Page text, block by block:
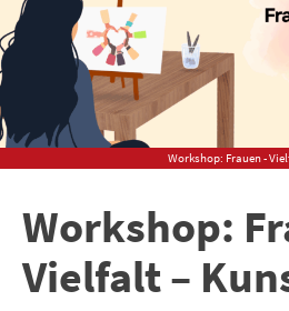
Workshop: Frauen -
Workshop:
Vielfalt –